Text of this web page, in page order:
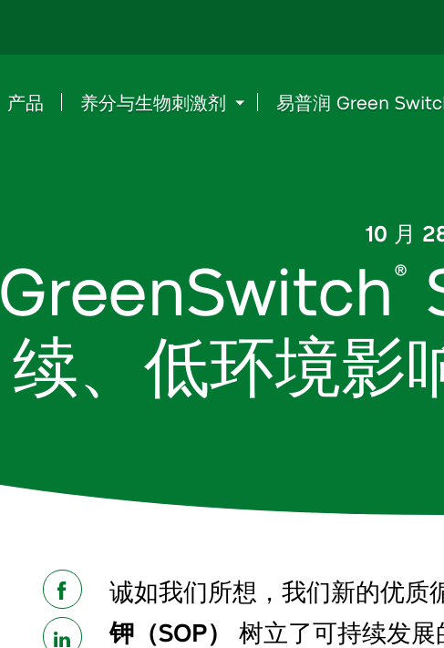
产品 养分与生物刺激剂 易普润 Green
10 月
GreenSwitch®
续、低环境影
share
share
诚如我们所想，我们新的优质
钾（SOP）
树立了可持续发